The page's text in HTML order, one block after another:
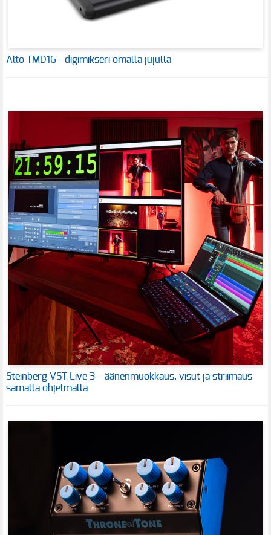
Alto TMD16 - digimikseri omalla jujulla
Steinberg VST Live 3 – äänenmuokkaus, visut ja striimaus
samalla ohjelmalla